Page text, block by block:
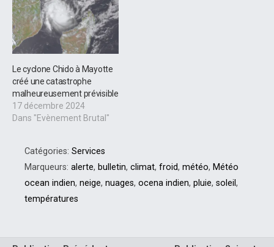
Le cyclone Chido à Mayotte
créé une catastrophe
malheureusement prévisible
17 décembre 2024
Dans "Evènement Brutal"
Catégories: Services
Marqueurs: alerte, bulletin, climat, froid, météo, Météo
ocean indien, neige, nuages, ocena indien, pluie, soleil ,
températures